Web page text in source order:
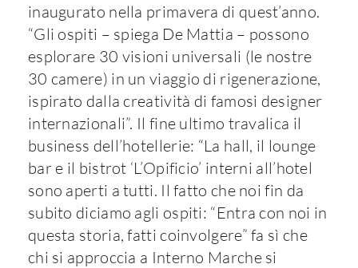
inaugurato nella primavera di quest’anno.
“Gli ospiti – spiega De Mattia – possono
esplorare 30 visioni universali (le nostre
30 camere) in un viaggio di rigenerazione,
ispirato dalla creatività di famosi designer
internazionali”. Il fine ultimo travalica il
business dell’hotellerie: “La hall, il lounge
bar e il bistrot ‘L’Opificio’ interni all’hotel
sono aperti a tutti. Il fatto che noi fin da
subito diciamo agli ospiti: “Entra con noi in
questa storia, fatti coinvolgere” fa sì che
chi si approccia a Interno Marche si